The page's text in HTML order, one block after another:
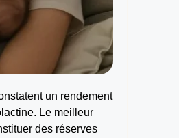
un rendement
Le meilleur
des réserves